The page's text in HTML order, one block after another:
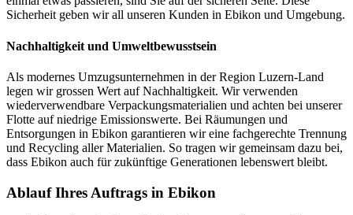
Sicherheit geben wir all unseren Kunden in Ebikon und Umgebung.
Nachhaltigkeit und Umweltbewusstsein
Als modernes Umzugsunternehmen in der Region Luzern-Land
legen wir grossen Wert auf Nachhaltigkeit. Wir verwenden
wiederverwendbare Verpackungsmaterialien und achten bei unserer
Flotte auf niedrige Emissionswerte. Bei Räumungen und
Entsorgungen in Ebikon garantieren wir eine fachgerechte Trennung
und Recycling aller Materialien. So tragen wir gemeinsam dazu bei,
dass Ebikon auch für zukünftige Generationen lebenswert bleibt.
Ablauf Ihres Auftrags in Ebikon